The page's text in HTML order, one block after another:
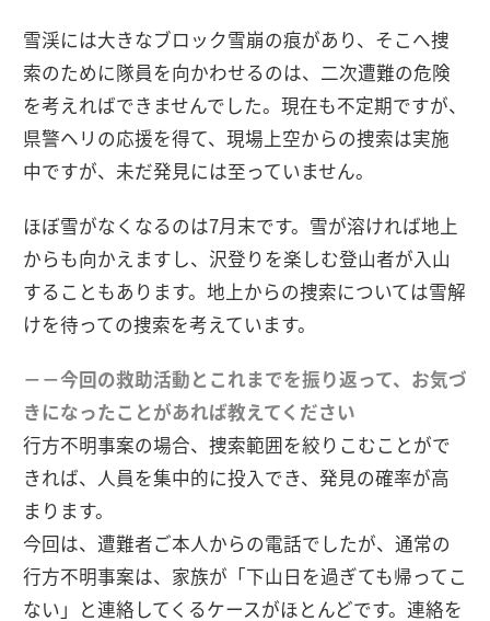
雪渓には大きなブロック雪崩の痕があり、そこへ捜
索のために隊員を向かわせるのは、二次遭難の危険
を考えればできませんでした。現在も不定期ですが、
県警ヘリの応援を得て、現場上空からの捜索は実施
中ですが、未だ発見には至っていません。
ほぼ雪がなくなるのは7月末です。雪が溶ければ地上
からも向かえますし、沢登りを楽しむ登山者が入山
することもあります。地上からの捜索については雪解
けを待っての捜索を考えています。
－－今回の救助活動とこれまでを振り返って、お気づ
きになったことがあれば教えてください
行方不明事案の場合、捜索範囲を絞りこむことがで
きれば、人員を集中的に投入でき、発見の確率が高
まります。
今回は、遭難者ご本人からの電話でしたが、通常の
行方不明事案は、家族が「下山日を過ぎても帰ってこ
ない」と連絡してくるケースがほとんどです。連絡を